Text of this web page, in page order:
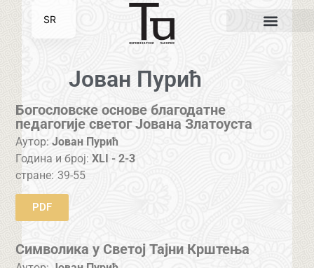
Јован Пурић
Богословске основе благодатне
педагогије светог Јована Златоуста
Аутор: Јован Пурић
Година и број:XLI - 2-3
стране: 39-55
PDF
Символика у Светој Тајни Крштења
SR
EN